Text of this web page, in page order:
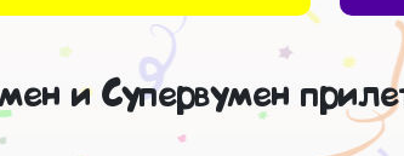
и Супервумен